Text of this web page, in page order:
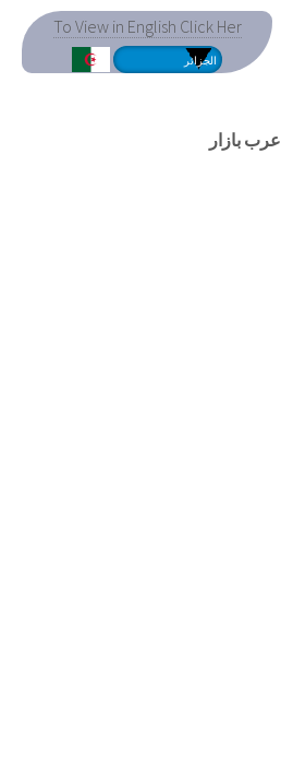
To View in English Click Her
عرب بازار